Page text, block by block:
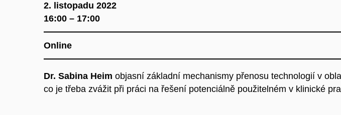
2. listopadu 2022
16:00 – 17:00
Online
Dr. Sabina Heim objasní základní mechanismy přenosu technologií v
co je třeba zvážit při práci na řešení potenciálně použitelném v klinické